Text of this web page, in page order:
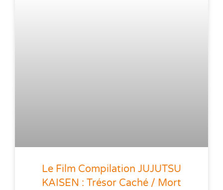
Le Film Compilation JUJUTSU
KAISEN : Trésor Caché / Mort